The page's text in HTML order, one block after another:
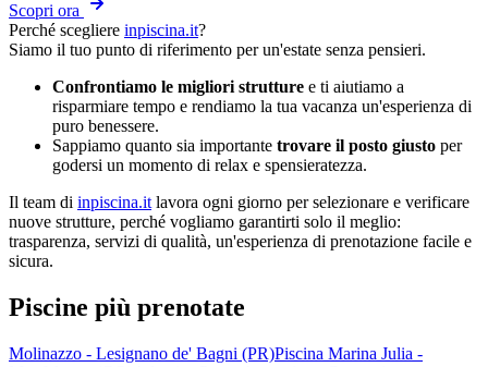
Scopri ora
Perché scegliere inpiscina.it?
Siamo il tuo punto di riferimento per un'estate senza pensieri.
Confrontiamo le migliori strutture e ti aiutiamo a
risparmiare tempo e rendiamo la tua vacanza un'esperienza di
puro benessere.
Sappiamo quanto sia importante trovare il posto giusto per
godersi un momento di relax e spensieratezza.
Il team di inpiscina.it lavora ogni giorno per selezionare e verificare
nuove strutture, perché vogliamo garantirti solo il meglio:
trasparenza, servizi di qualità, un'esperienza di prenotazione facile e
sicura.
Piscine più prenotate
Molinazzo - Lesignano de' Bagni (PR)Piscina Marina Julia -